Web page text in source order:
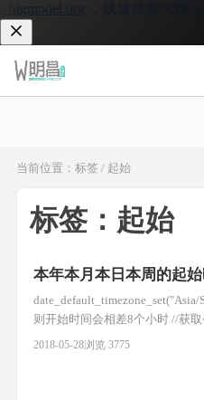
当前位置：标签 / 起始
标签：起始
本年本月本日本周的起
则开始时间会相差8个小时 //获
2018-05-28浏览 3775